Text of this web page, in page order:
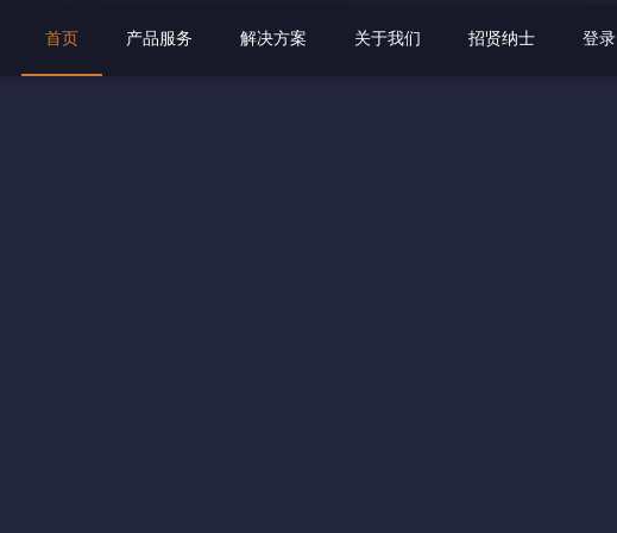
首页 产品服务 解决方案 关于我们 招贤纳士 登录